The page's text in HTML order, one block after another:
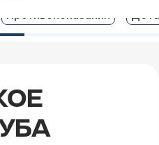
Противопоказания